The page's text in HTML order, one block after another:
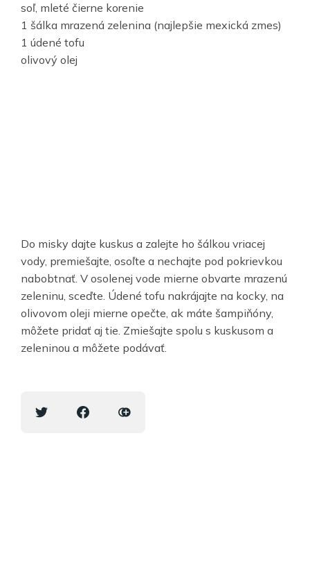
soľ, mleté čierne korenie
1 šálka mrazená zelenina (najlepšie mexická zmes)
1 údené tofu
olivový olej
Do misky dajte kuskus a zalejte ho šálkou vriacej
vody, premiešajte, osoľte a nechajte pod pokrievkou
nabobtnať. V osolenej vode mierne obvarte mrazenú
zeleninu, sceďte. Údené tofu nakrájajte na kocky, na
olivovom oleji mierne opečte, ak máte šampiňóny,
môžete pridať aj tie. Zmiešajte spolu s kuskusom a
zeleninou a môžete podávať.